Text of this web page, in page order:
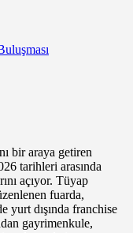
bir araya getiren
tarihleri arasında
açıyor. Tüyap
fuarda,
yurt dışında franchise
gayrimenkule,